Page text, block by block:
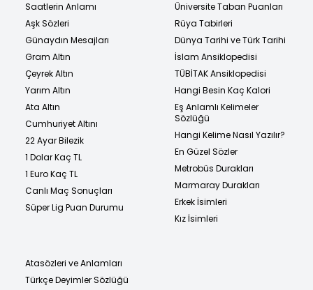
Saatlerin Anlamı
Aşk Sözleri
Günaydın Mesajları
Gram Altın
Çeyrek Altın
Yarım Altın
Ata Altın
Cumhuriyet Altını
22 Ayar Bilezik
1 Dolar Kaç TL
1 Euro Kaç TL
Canlı Maç Sonuçları
Süper Lig Puan Durumu
Üniversite Taban Puanları
Rüya Tabirleri
Dünya Tarihi ve Türk Tarihi
İslam Ansiklopedisi
TÜBİTAK Ansiklopedisi
Hangi Besin Kaç Kalori
Eş Anlamlı Kelimeler
Sözlüğü
Hangi Kelime Nasıl Yazılır?
En Güzel Sözler
Metrobüs Durakları
Marmaray Durakları
Erkek İsimleri
Kız İsimleri
Atasözleri ve Anlamları
Türkçe Deyimler Sözlüğü